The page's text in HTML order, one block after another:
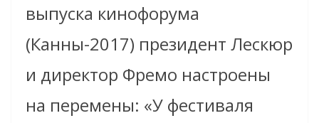
выпуска кинофорума
(Канны-2017) президент Лескюр
и директор Фремо настроены
на перемены: «У фестиваля